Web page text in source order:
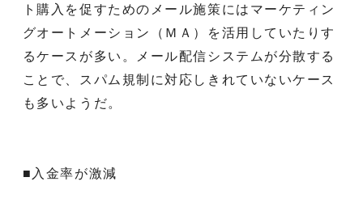
ト購入を促すためのメール施策にはマーケティン
グオートメーション（ＭＡ）を活用していたりす
るケースが多い。メール配信システムが分散する
ことで、スパム規制に対応しきれていないケース
も多いようだ。
■入金率が激減